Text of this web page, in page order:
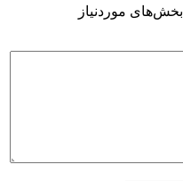
بخش‌های موردنیاز